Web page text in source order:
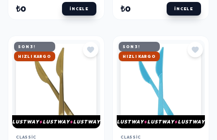
₺0 İNCELE ₺0 İNCELE
SON 3!
HIZLI KARGO
LUSTWAY LUSTWAY LUSTWAY
CLASSIC
SON 3!
HIZLI KARGO
LUSTWAY LUSTWAY LUSTWAY
CLASSIC